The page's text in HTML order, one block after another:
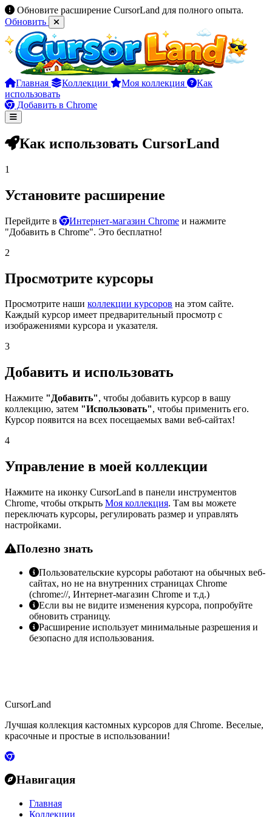
Обновите расширение CursorLand для полного опыта.
Обновить
Главная Коллекции Моя коллекция
Как
использовать
Добавить в Chrome
Как использовать CursorLand
1
Установите расширение
Перейдите в Интернет-магазин Chrome и нажмите
"Добавить в Chrome". Это бесплатно!
2
Просмотрите курсоры
Просмотрите наши коллекции курсоров на этом сайте.
Каждый курсор имеет предварительный просмотр с
изображениями курсора и указателя.
3
Добавить и использовать
Нажмите "Добавить", чтобы добавить курсор в вашу
коллекцию, затем "Использовать", чтобы применить его.
Курсор появится на всех посещаемых вами веб-сайтах!
4
Управление в моей коллекции
Нажмите на иконку CursorLand в панели инструментов
Chrome, чтобы открыть Моя коллекция. Там вы можете
переключать курсоры, регулировать размер и управлять
настройками.
Полезно знать
Пользовательские курсоры работают на обычных веб-
сайтах, но не на внутренних страницах Chrome
(chrome://, Интернет-магазин Chrome и т.д.)
Если вы не видите изменения курсора, попробуйте
обновить страницу.
Расширение использует минимальные разрешения и
безопасно для использования.
CursorLand
Лучшая коллекция кастомных курсоров для Chrome. Веселые,
красочные и простые в использовании!
Навигация
Главная
Коллекции